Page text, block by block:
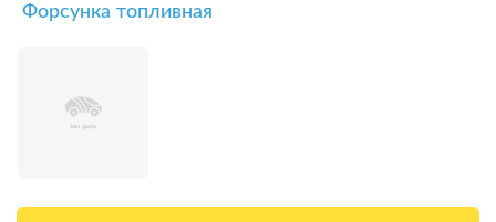
Форсунка топливная